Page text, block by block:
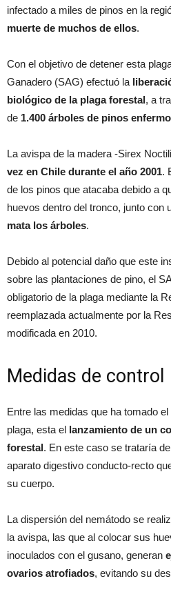
infectado a miles de pinos en la
muerte de muchos de ellos.
Con el objetivo de detener esta
Ganadero (SAG) efectuó la
biológico de la plaga forestal, a
de 1.400 árboles de pinos
La avispa de la madera -Sirex
vez en Chile durante el año 2001.
de los pinos que atacaba debido a
huevos dentro del tronco, junto con
mata los árboles.
Debido al potencial daño que este
sobre las plantaciones de pino, el
obligatorio de la plaga mediante la
reemplazada actualmente por la
modificada en 2010.
Medidas de control
Entre las medidas que ha tomado
plaga, esta el lanzamiento de un
forestal. En este caso se trataría
aparato digestivo conducto-recto
su cuerpo.
La dispersión del nemátodo se
la avispa, las que al colocar sus
inoculados con el gusano, generan
ovarios atrofiados, evitando su